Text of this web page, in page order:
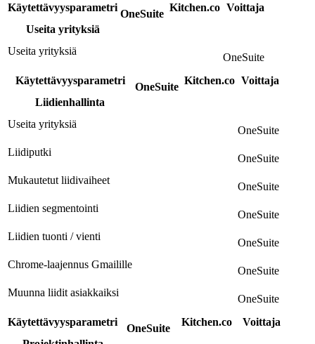
Käytettävyysparametri
OneSuite
Kitchen.co Voittaja
Useita yrityksiä
Useita yrityksiä
OneSuite
Käytettävyysparametri
OneSuite
Kitchen.co Voittaja
Liidienhallinta
Useita yrityksiä
OneSuite
Liidiputki
OneSuite
Mukautetut liidivaiheet
OneSuite
Liidien segmentointi
OneSuite
Liidien tuonti / vienti
OneSuite
Chrome-laajennus Gmailille
OneSuite
Muunna liidit asiakkaiksi
OneSuite
Käytettävyysparametri
OneSuite
Kitchen.co
Voittaja